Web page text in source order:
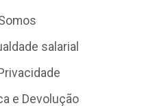
salarial
e Devolução